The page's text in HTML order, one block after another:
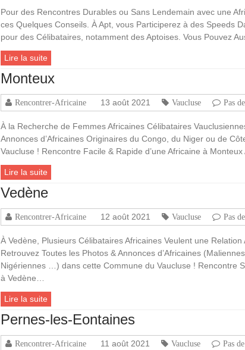
Pour des Rencontres Durables ou Sans Lendemain avec une
ces Quelques Conseils. À Apt, vous Participerez à des Speeds
pour des Célibataires, notamment des Aptoises. Vous Pouvez
Lire la suite
Monteux
Rencontrer-Africaine 13 août 2021 Vaucluse Pas
À la Recherche de Femmes Africaines Célibataires
Annonces d’Africaines Originaires du Congo, du Niger ou de
Vaucluse ! Rencontre Facile & Rapide d’une Africaine à Monteux
Lire la suite
Vedène
Rencontrer-Africaine 12 août 2021 Vaucluse Pas
À Vedène, Plusieurs Célibataires Africaines Veulent une
Retrouvez Toutes les Photos & Annonces d’Africaines
Nigériennes …) dans cette Commune du Vaucluse ! Rencontre
à Vedène…
Lire la suite
Pernes-les-Eontaines
Rencontrer-Africaine 11 août 2021 Vaucluse Pas